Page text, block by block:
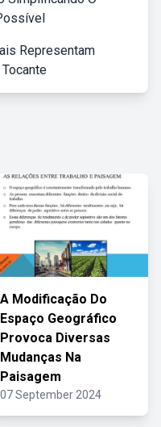
Representam
A Modificação Do
Espaço Geográfico
Provoca Diversas
Mudanças Na
Paisagem
07 September 2024